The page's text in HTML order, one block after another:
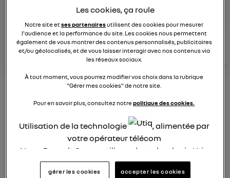
posez une question
conseils Renault
consultez les
conseils
similaires
voir tous les
conseils
Nouveau modèle électrique
Elsa32
26 janvier 2022à 13:26
Les cookies, ça roule
Notre site etses partenairesutilisent des cookies pour mesurer
l'audience et la performance du site. Les cookies nous permettent
également de vous montrer des contenus personnalisés, publicitaires
et/ou géolocalisés, et de vous laisser interagir avec nos contenus via
les réseaux sociaux.
À tout moment, vous pourrez modifier vos choix dans la rubrique
"Gérer mes cookies" de notre site.
Pour en savoir plus, consultez notrepolitique des cookies.
Utilisation de la technologie
, alimentée par
votre opérateur télécom
Nous, Renault Group, utilisons la technologie Utiq
pour nos activités digitales (telles que décrites
dans cette notice de consentement) et liées à
gérer les cookies accepter les cookies